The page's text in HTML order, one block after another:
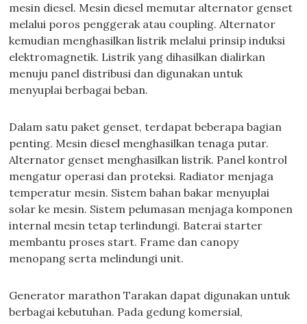
mesin diesel. Mesin diesel memutar alternator genset
melalui poros penggerak atau coupling. Alternator
kemudian menghasilkan listrik melalui prinsip induksi
elektromagnetik. Listrik yang dihasilkan dialirkan
menuju panel distribusi dan digunakan untuk
menyuplai berbagai beban.
Dalam satu paket genset, terdapat beberapa bagian
penting. Mesin diesel menghasilkan tenaga putar.
Alternator genset menghasilkan listrik. Panel kontrol
mengatur operasi dan proteksi. Radiator menjaga
temperatur mesin. Sistem bahan bakar menyuplai
solar ke mesin. Sistem pelumasan menjaga komponen
internal mesin tetap terlindungi. Baterai starter
membantu proses start. Frame dan canopy
menopang serta melindungi unit.
Generator marathon Tarakan dapat digunakan untuk
berbagai kebutuhan. Pada gedung komersial,